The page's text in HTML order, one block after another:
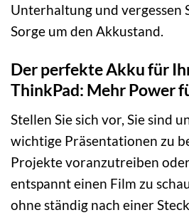
Unterhaltung und vergessen
Sorge um den Akkustand.
Der perfekte Akku für
ThinkPad: Mehr Power
Stellen Sie sich vor, Sie sind
wichtige Präsentationen zu
Projekte voranzutreiben
entspannt einen Film zu
ohne ständig nach einer